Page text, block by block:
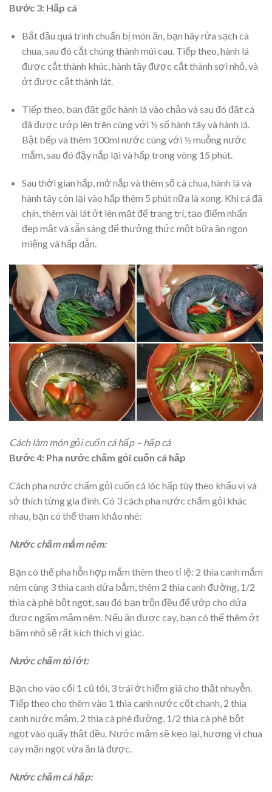
Bước 3: Hấp cá
Bắt đầu quá trình chuẩn bị món ăn, bạn hãy rửa sạch cà
chua, sau đó cắt chúng thành múi cau. Tiếp theo, hành lá
được cắt thành khúc, hành tây được cắt thành sợi nhỏ, và
ớt được cắt thành lát.
Tiếp theo, bạn đặt gốc hành lá vào chảo và sau đó đặt cá
đã được ướp lên trên cùng với ½ số hành tây và hành lá.
Bật bếp và thêm 100ml nước cùng với ½ muỗng nước
mắm, sau đó đậy nắp lại và hấp trong vòng 15 phút.
Sau thời gian hấp, mở nắp và thêm số cà chua, hành lá và
hành tây còn lại vào hấp thêm 5 phút nữa là xong. Khi cá đã
chín, thêm vài lát ớt lên mặt để trang trí, tạo điểm nhấn
đẹp mắt và sẵn sàng để thưởng thức một bữa ăn ngon
miệng và hấp dẫn.
Cách làm món gỏi cuốn cá hấp – hấp cá
Bước 4: Pha nước chấm gỏi cuốn cá hấp
Cách pha nước chấm gỏi cuốn cá lóc hấp tùy theo khẩu vị và
sở thích từng gia đình. Có 3 cách pha nước chấm gỏi khác
nhau, bạn có thể tham khảo nhé:
Nước chấm mắm nêm:
Bạn có thể pha hỗn hợp mắm thêm theo tỉ lệ: 2 thìa canh mắm
nêm cùng 3 thìa canh dứa bằm, thêm 2 thìa canh đường, 1/2
thìa cà phê bột ngọt, sau đó bạn trộn đều để ướp cho dứa
được ngấm mắm nêm. Nếu ăn được cay, bạn có thể thêm ớt
băm nhỏ sẽ rất kích thích vị giác.
Nước chấm tỏi ớt:
Bạn cho vào cối 1 củ tỏi, 3 trái ớt hiểm giã cho thật nhuyễn.
Tiếp theo cho thêm vào 1 thìa canh nước cốt chanh, 2 thìa
canh nước mắm, 2 thìa cà phê đường, 1/2 thìa cà phê bột
ngọt vào quấy thật đều. Nước mắm sẽ kẹo lại, hương vị chua
cay mặn ngọt vừa ăn là được.
Nước chấm cá hấp: